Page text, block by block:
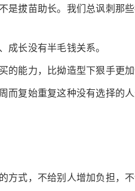
是拔苗助长。我们总讽刺那
成长没有半毛钱关系。
能力，比拗造型下狠手更加
而复始重复这种没有选择的
方式，不给别人增加负担，